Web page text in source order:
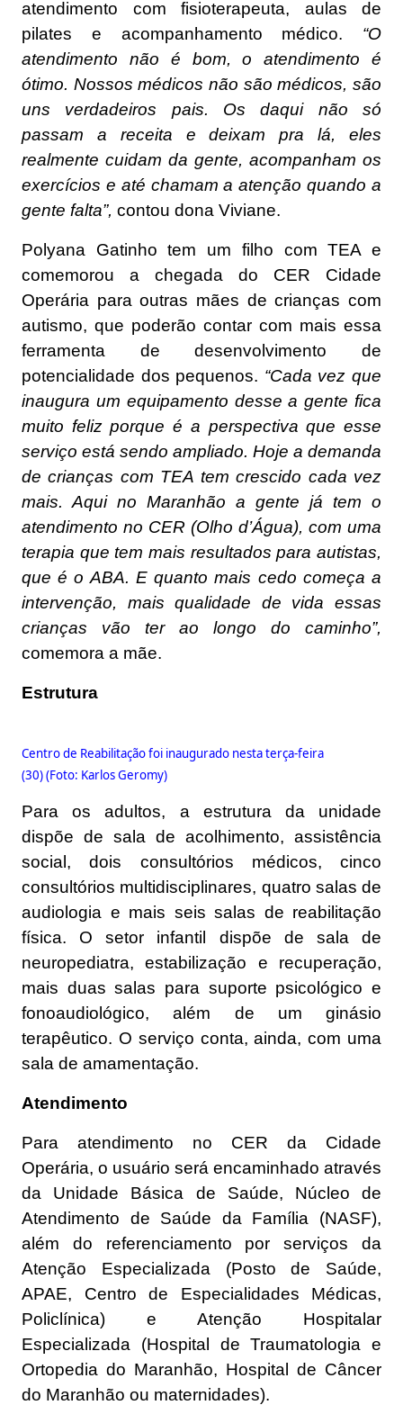
atendimento com fisioterapeuta, aulas de
pilates e acompanhamento médico. “O
atendimento não é bom, o atendimento é
ótimo. Nossos médicos não são médicos, são
uns verdadeiros pais. Os daqui não só
passam a receita e deixam pra lá, eles
realmente cuidam da gente, acompanham os
exercícios e até chamam a atenção quando a
gente falta”, contou dona Viviane.
Polyana Gatinho tem um filho com TEA e
comemorou a chegada do CER Cidade
Operária para outras mães de crianças com
autismo, que poderão contar com mais essa
ferramenta de desenvolvimento de
potencialidade dos pequenos. “Cada vez que
inaugura um equipamento desse a gente fica
muito feliz porque é a perspectiva que esse
serviço está sendo ampliado. Hoje a demanda
de crianças com TEA tem crescido cada vez
mais. Aqui no Maranhão a gente já tem o
atendimento no CER (Olho d’Água), com uma
terapia que tem mais resultados para autistas,
que é o ABA. E quanto mais cedo começa a
intervenção, mais qualidade de vida essas
crianças vão ter ao longo do caminho”,
comemora a mãe.
Estrutura
Centro de Reabilitação foi inaugurado nesta terça-feira
(30) (Foto: Karlos Geromy)
Para os adultos, a estrutura da unidade
dispõe de sala de acolhimento, assistência
social, dois consultórios médicos, cinco
consultórios multidisciplinares, quatro salas de
audiologia e mais seis salas de reabilitação
física. O setor infantil dispõe de sala de
neuropediatra, estabilização e recuperação,
mais duas salas para suporte psicológico e
fonoaudiológico, além de um ginásio
terapêutico. O serviço conta, ainda, com uma
sala de amamentação.
Atendimento
Para atendimento no CER da Cidade
Operária, o usuário será encaminhado através
da Unidade Básica de Saúde, Núcleo de
Atendimento de Saúde da Família (NASF),
além do referenciamento por serviços da
Atenção Especializada (Posto de Saúde,
APAE, Centro de Especialidades Médicas,
Policlínica) e Atenção Hospitalar
Especializada (Hospital de Traumatologia e
Ortopedia do Maranhão, Hospital de Câncer
do Maranhão ou maternidades).